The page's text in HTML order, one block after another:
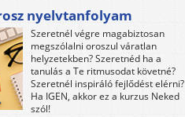
nyelvtanfolyam
Szeretnél végre magabiztosan
megszólalni oroszul váratlan
helyzetekben? Szeretnéd ha a
tanulás a Te ritmusodat követné?
Szeretnél inspiráló fejlődést elérni?
Ha IGEN, akkor ez a kurzus Neked
szól!